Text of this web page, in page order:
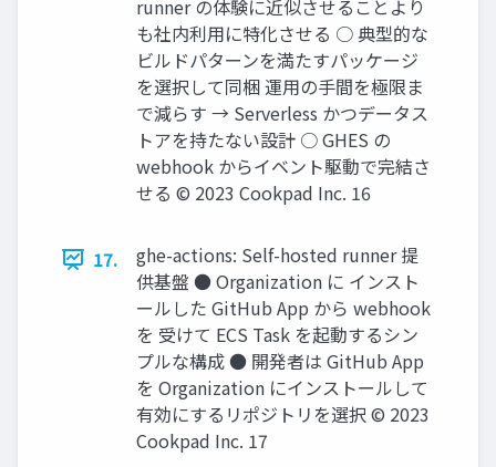
runner の体験に近似させることより
も社内利用に特化させる ○ 典型的な
ビルドパターンを満たすパッケージ
を選択して同梱 運用の手間を極限ま
で減らす → Serverless かつデータス
トアを持たない設計 ○ GHES の
webhook からイベント駆動で完結さ
せる © 2023 Cookpad Inc. 16
17.
ghe-actions: Self-hosted runner 提
供基盤 ● Organization に インスト
ールした GitHub App から webhook
を 受けて ECS Task を起動するシン
プルな構成 ● 開発者は GitHub App
を Organization にインストールして
有効にするリポジトリを選択 © 2023
Cookpad Inc. 17